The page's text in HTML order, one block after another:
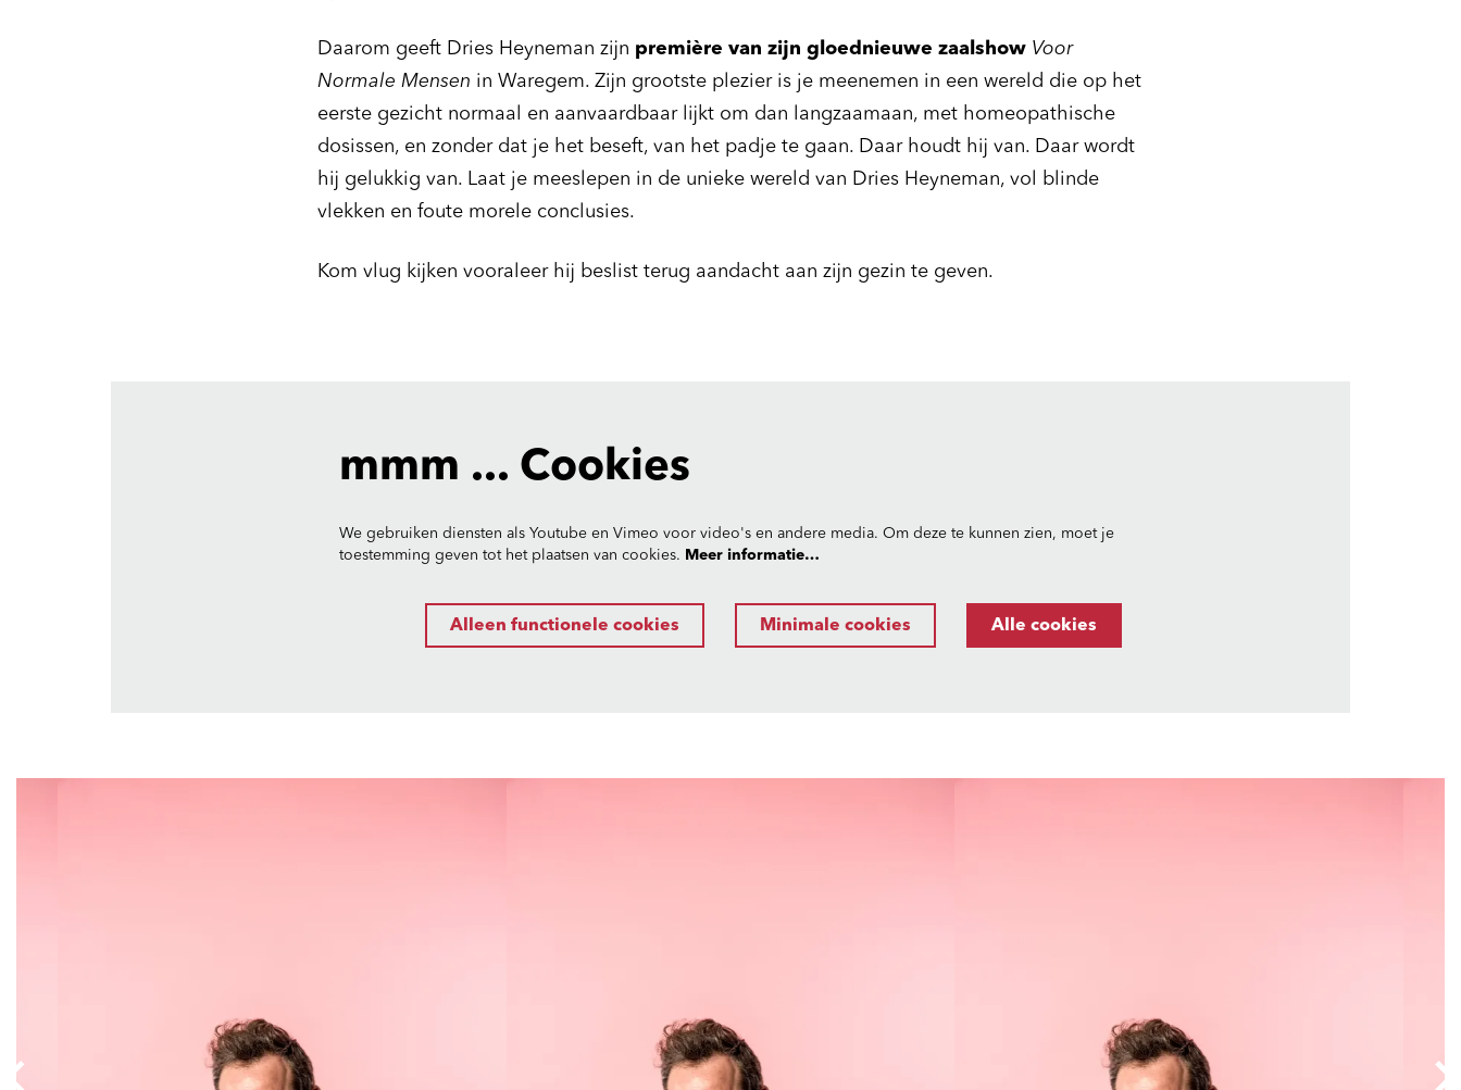
Daarom geeft Dries Heyneman zijn première van zijn gloednieuwe zaalshow Voor
Normale Mensen in Waregem. Zijn grootste plezier is je meenemen in een wereld die op het
eerste gezicht normaal en aanvaardbaar lijkt om dan langzaamaan, met homeopathische
dosissen, en zonder dat je het beseft, van het padje te gaan. Daar houdt hij van. Daar wordt
hij gelukkig van. Laat je meeslepen in de unieke wereld van Dries Heyneman, vol blinde
vlekken en foute morele conclusies.
Kom vlug kijken vooraleer hij beslist terug aandacht aan zijn gezin te geven.
mmm ... Cookies
We gebruiken diensten als Youtube en Vimeo voor video's en andere media. Om deze te kunnen zien, moet je
toestemming geven tot het plaatsen van cookies. Meer informatie…
Alleen functionele cookies Minimale cookies Alle cookies
Inzoomen